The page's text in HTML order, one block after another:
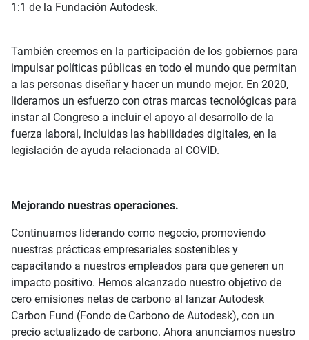
1:1 de la Fundación Autodesk.
También creemos en la participación de los gobiernos para
impulsar políticas públicas en todo el mundo que permitan
a las personas diseñar y hacer un mundo mejor. En 2020,
lideramos un esfuerzo con otras marcas tecnológicas para
instar al Congreso a incluir el apoyo al desarrollo de la
fuerza laboral, incluidas las habilidades digitales, en la
legislación de ayuda relacionada al COVID.
Mejorando nuestras operaciones.
Continuamos liderando como negocio, promoviendo
nuestras prácticas empresariales sostenibles y
capacitando a nuestros empleados para que generen un
impacto positivo. Hemos alcanzado nuestro objetivo de
cero emisiones netas de carbono al lanzar Autodesk
Carbon Fund (Fondo de Carbono de Autodesk), con un
precio actualizado de carbono. Ahora anunciamos nuestro